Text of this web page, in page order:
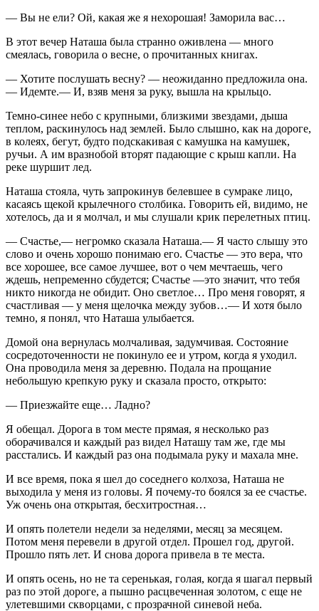
— Вы не ели? Ой, какая же я нехорошая! Заморила вас…
В этот вечер Наташа была странно оживлена — много
смеялась, говорила о весне, о прочитанных книгах.
— Хотите послушать весну? — неожиданно предложила она.
— Идемте.— И, взяв меня за руку, вышла на крыльцо.
Темно-синее небо с крупными, близкими звездами, дыша
теплом, раскинулось над землей. Было слышно, как на дороге,
в колеях, бегут, будто подскакивая с камушка на камушек,
ручьи. А им вразнобой вторят падающие с крыш капли. На
реке шуршит лед.
Наташа стояла, чуть запрокинув белевшее в сумраке лицо,
касаясь щекой крылечного столбика. Говорить ей, видимо, не
хотелось, да и я молчал, и мы слушали крик перелетных птиц.
— Счастье,— негромко сказала Наташа.— Я часто слышу это
слово и очень хорошо понимаю его. Счастье — это вера, что
все хорошее, все самое лучшее, вот о чем мечтаешь, чего
ждешь, непременно сбудется; Счастье —это значит, что тебя
никто никогда не обидит. Оно светлое… Про меня говорят, я
счастливая — у меня щелочка между зубов…— И хотя было
темно, я понял, что Наташа улыбается.
Домой она вернулась молчаливая, задумчивая. Состояние
сосредоточенности не покинуло ее и утром, когда я уходил.
Она проводила меня за деревню. Подала на прощание
небольшую крепкую руку и сказала просто, открыто:
— Приезжайте еще… Ладно?
Я обещал. Дорога в том месте прямая, я несколько раз
оборачивался и каждый раз видел Наташу там же, где мы
расстались. И каждый раз она подымала руку и махала мне.
И все время, пока я шел до соседнего колхоза, Наташа не
выходила у меня из головы. Я почему-то боялся за ее счастье.
Уж очень она открытая, бесхитростная…
И опять полетели недели за неделями, месяц за месяцем.
Потом меня перевели в другой отдел. Прошел год, другой.
Прошло пять лет. И снова дорога привела в те места.
И опять осень, но не та серенькая, голая, когда я шагал первый
раз по этой дороге, а пышно расцвеченная золотом, с еще не
улетевшими скворцами, с прозрачной синевой неба.